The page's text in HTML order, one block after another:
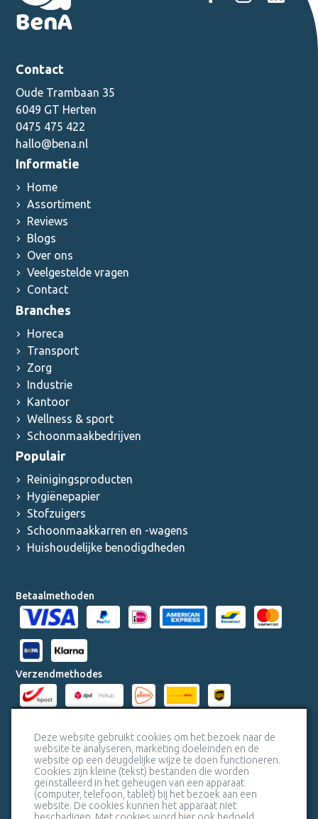
Contact
Oude Trambaan 35
6049 GT Herten
0475 475 422
hallo@bena.nl
Informatie
Home
Assortiment
Reviews
Blogs
Over ons
Veelgestelde vragen
Contact
Branches
Horeca
Transport
Zorg
Industrie
Kantoor
Wellness & sport
Schoonmaakbedrijven
Populair
Reinigingsproducten
Hygiënepapier
Stofzuigers
Schoonmaakkarren en -wagens
Huishoudelijke benodigdheden
Betaalmethoden
Verzendmethodes
Veiligheidscertificaat SSL
Deze website gebruikt cookies om het bezoek naar de
website te analyseren, marketing doeleinden en de
website op een deugdelijke wijze te doen functioneren.
Cookies zijn kleine (tekst) bestanden die worden
geïnstalleerd in het geheugen van een apparaat
(computer, telefoon, tablet) bij het bezoek aan een
website. De cookies kunnen het apparaat niet